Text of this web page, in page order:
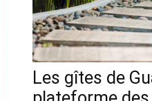
Les gîtes de